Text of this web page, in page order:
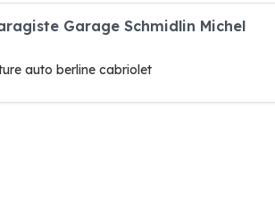
Garage Schmidlin Michel
auto berline cabriolet